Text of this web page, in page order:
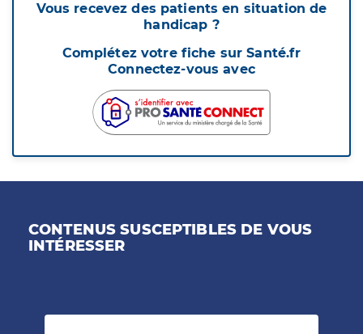
Vous recevez des patients en situation de
handicap ?
Complétez votre fiche sur Santé.fr
Connectez-vous avec
CONTENUS SUSCEPTIBLES DE VOUS
INTÉRESSER